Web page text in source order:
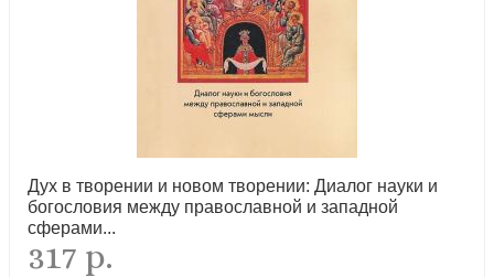
новинка
Дух в творении и новом творении: Диалог науки и
богословия между православной и западной
сферами...
317 р.